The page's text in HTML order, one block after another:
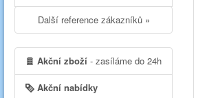
Další reference zákazníků »
Akční zboží - zasíláme do 24h
Akční nabídky